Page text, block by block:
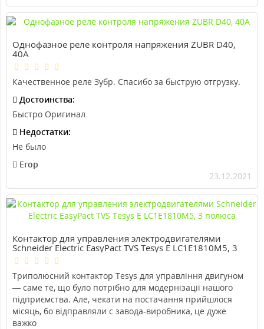
Однофазное реле контроля напряжения ZUBR D40,
40А
Качественное реле Зубр. Спасибо за быструю отгрузку.
Достоинства:
Быстро Оригинал
Недостатки:
Не было
Егор
23.12.2021
Контактор для управления электродвигателями
Schneider Electric EasyPact TVS Tesys E LC1E1810M5, 3
полюса
Триполюсний контактор Tesys для управління двигуном
— саме те, що було потрібно для модернізації нашого
підприємства. Але, чекати на постачання прийшлося
місяць, бо відправляли с завода-виробника, це дуже
важко